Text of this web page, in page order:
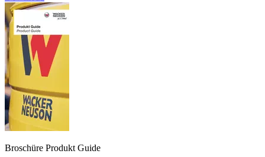
Broschüre Produkt Guide